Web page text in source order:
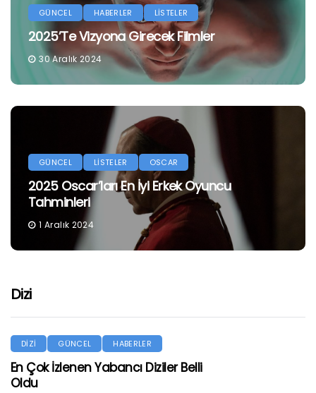
GÜNCEL HABERLER LİSTELER
2025’te Vizyona Girecek Filmler
30 Aralık 2024
GÜNCEL LİSTELER OSCAR
2025 Oscar’ları En İyi Erkek Oyuncu
Tahminleri
1 Aralık 2024
Dizi
DİZİ GÜNCEL HABERLER
En Çok İzlenen Yabancı Diziler Belli
Oldu